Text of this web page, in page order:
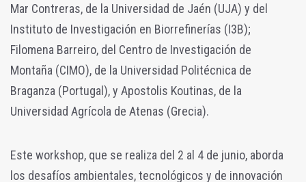
Mar Contreras, de la Universidad de Jaén (UJA) y del
Instituto de Investigación en Biorrefinerías (I3B);
Filomena Barreiro, del Centro de Investigación de
Montaña (CIMO), de la Universidad Politécnica de
Braganza (Portugal), y Apostolis Koutinas, de la
Universidad Agrícola de Atenas (Grecia).
Este workshop, que se realiza del 2 al 4 de junio, aborda
los desafíos ambientales, tecnológicos y de innovación